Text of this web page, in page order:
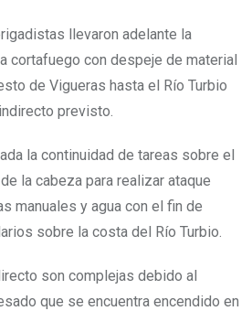
llevaron adelante la
cortafuego con despeje de material
de Vigueras hasta el Río Turbio
previsto.
la continuidad de tareas sobre el
la cabeza para realizar ataque
manuales y agua con el fin de
sobre la costa del Río Turbio.
son complejas debido al
que se encuentra encendido en